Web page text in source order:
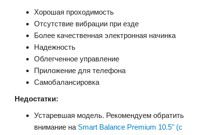
Хорошая проходимость
Отсутствие вибрации при езде
Более качественная электронная начинка
Надежность
Облегченное управление
Приложение для телефона
Самобалансировка
Недостатки:
Устаревшая модель. Рекомендуем обратить
внимание на Smart Balance Premium 10.5" (с